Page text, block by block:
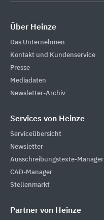
Über Heinze
Das Unternehmen
Kontakt und Kundenservice
Presse
Mediadaten
Newsletter-Archiv
Services von Heinze
Serviceübersicht
Newsletter
Ausschreibungstexte-Manager
CAD-Manager
Stellenmarkt
Partner von Heinze